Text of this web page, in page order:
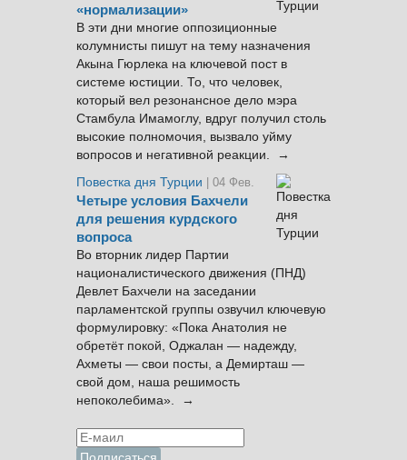
«нормализации»
В эти дни многие оппозиционные
колумнисты пишут на тему назначения
Акына Гюрлека на ключевой пост в
системе юстиции. То, что человек,
который вел резонансное дело мэра
Стамбула Имамоглу, вдруг получил столь
высокие полномочия, вызвало уйму
вопросов и негативной реакции. →
Повестка дня Турции
| 04 Фев.
Четыре условия Бахчели
для решения курдского
вопроса
Во вторник лидер Партии
националистического движения (ПНД)
Девлет Бахчели на заседании
парламентской группы озвучил ключевую
формулировку: «Пока Анатолия не
обретёт покой, Оджалан — надежду,
Ахметы — свои посты, а Демирташ —
свой дом, наша решимость
непоколебима». →